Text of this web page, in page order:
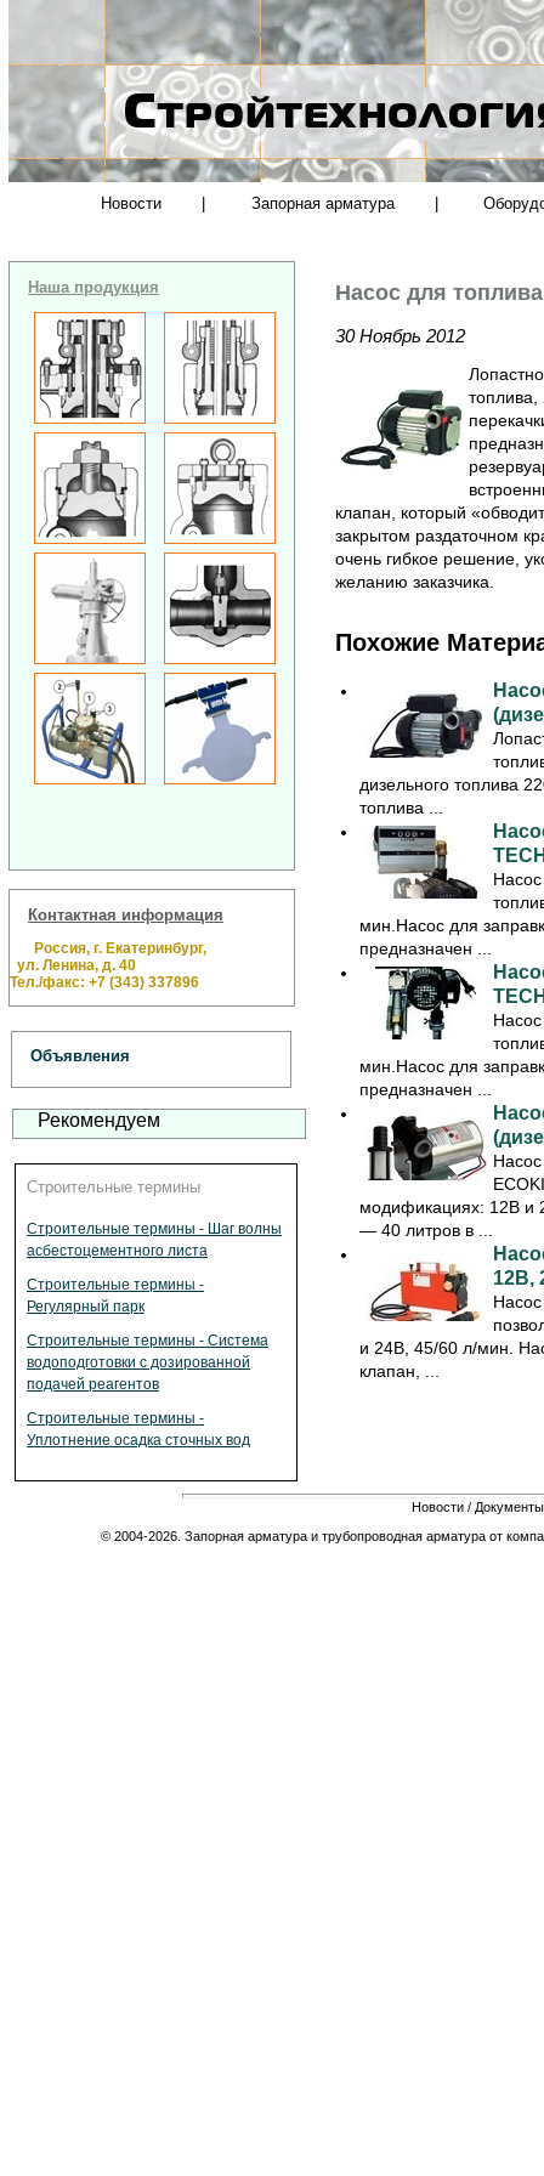
Новости Запорная арматура
Наша продукция
Контактная информация
Россия, г. Екатеринбург,
ул. Ленина, д. 40
Тел./факс: +7 (343) 337896
Объявления
Рекомендуем
Строительные термины
Строительные термины - Шаг волны
асбестоцементного листа
Строительные термины -
Регулярный парк
Строительные термины - Система
водоподготовки с дозированной
подачей реагентов
Строительные термины -
Уплотнение осадка сточных вод
Насос для
30 Ноябрь 2012
клапан, который
закрытом раздаточном
очень гибкое решение,
желанию заказчика.
Похожие
дизельного топлива
топлива ...
Насос
мин.Насос для
предназначен ...
Насос
мин.Насос для
предназначен ...
модификациях: 12В и
— 40 литров в ...
12В,
и 24В, 45/60 л/мин.
клапан, ...
Новости / Документы
© 2004-2026. Запорная арматура и трубопроводная арматура от